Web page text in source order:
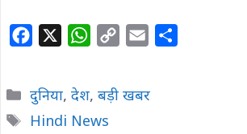
e
b
W
t
s
y
i
Categories
दुनिया, देश, बड़ी खबर
Tags
Hindi News